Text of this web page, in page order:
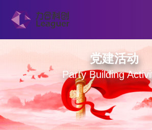
党建活动
Party Building